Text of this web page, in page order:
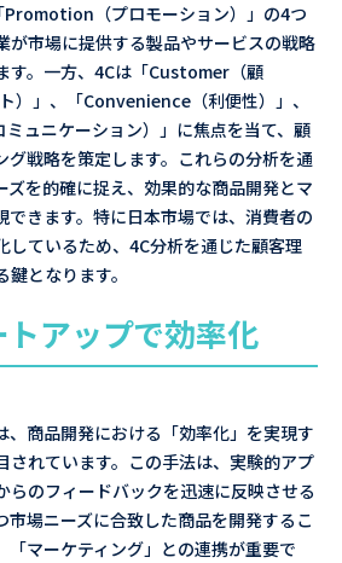
Promotion（プロモーション）」の4つ
が市場に提供する製品やサービスの戦略
す。一方、4Cは「Customer（顧
）」、「Convenience（利便性）」、
ュニケーション）」に焦点を当て、顧
グ戦略を策定します。これらの分析を通
ズを的確に捉え、効果的な商品開発とマ
できます。特に日本市場では、消費者の
しているため、4C分析を通じた顧客理
となります。
トアップで効率化
、商品開発における「効率化」を実現す
されています。この手法は、実験的アプ
らのフィードバックを迅速に反映させる
市場ニーズに合致した商品を開発するこ
「マーケティング」との連携が重要で